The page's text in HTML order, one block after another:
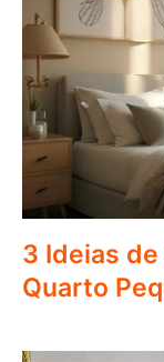
3 Ideias
Quarto